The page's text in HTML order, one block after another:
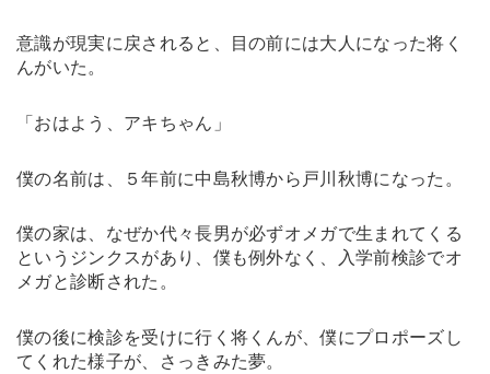
意識が現実に戻されると、目の前には大人になった将く
んがいた。
「おはよう、アキちゃん」
僕の名前は、５年前に中島秋博から戸川秋博になった。
僕の家は、なぜか代々長男が必ずオメガで生まれてくる
というジンクスがあり、僕も例外なく、入学前検診でオ
メガと診断された。
僕の後に検診を受けに行く将くんが、僕にプロポーズし
てくれた様子が、さっきみた夢。